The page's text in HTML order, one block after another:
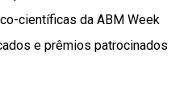
científicas da ABM Week
e prêmios patrocinados